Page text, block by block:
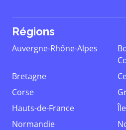
Régions
Auvergne-Rhône-Alpes
Bourgogne-Franche-
Bretagne
Corse
Hauts-de-France
Normandie